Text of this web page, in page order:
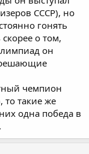
СССР), но
гонять
скорее о том,
он
чемпион
такие же
одна победа в